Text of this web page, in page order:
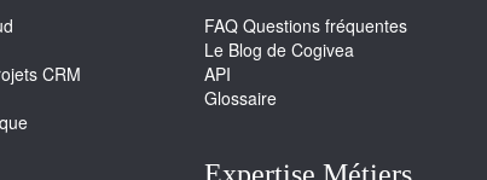
CRM
FAQ Questions fréquentes
Le Blog de Cogivea
API
Glossaire